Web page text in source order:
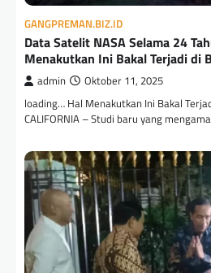
GANGPREMAN.BIZ.ID
Data Satelit NASA Selama 24
Menakutkan Ini Bakal Terjadi di
admin Oktober 11, 2025
loading… Hal Menakutkan Ini Bakal
CALIFORNIA – Studi baru yang